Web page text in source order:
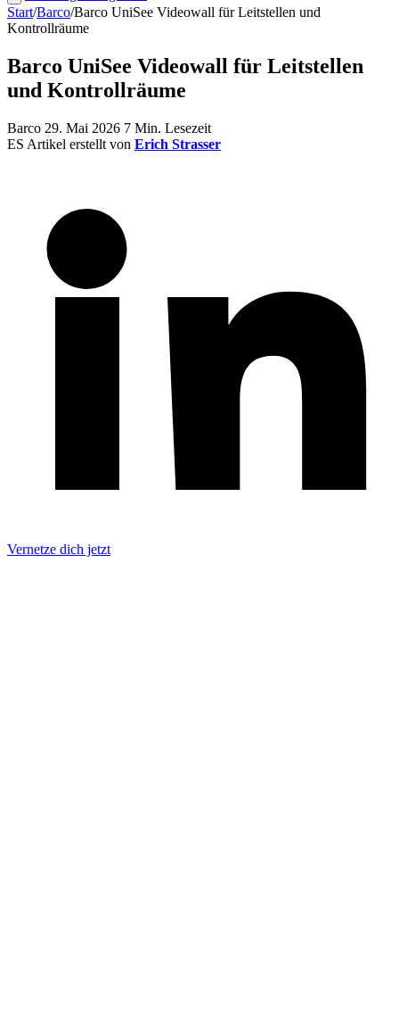
Start/Barco/Barco UniSee Videowall für Leitstellen und
Kontrollräume
Barco UniSee Videowall für Leitstellen
und Kontrollräume
Barco 29. Mai 2026 7 Min. Lesezeit
ES Artikel erstellt von Erich Strasser
Vernetze dich jetzt